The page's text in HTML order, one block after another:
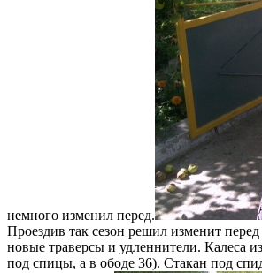
немного изменил перед.
Проездив так сезон решил изменит
новые траверсы и удленнители. Калеса
под спицы, а в ободе 36). Стакан под